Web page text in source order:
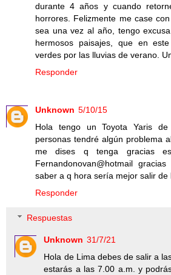
durante 4 años y cuando
horrores. Felizmente me case
sea una vez al año, tengo
hermosos paisajes, que en
verdes por las lluvias de verano.
Responder
Unknown 5/10/15
Hola tengo un Toyota Yaris
personas tendré algún problema
me dises q tenga gracias
Fernandonovan@hotmail
saber a q hora sería mejor salir de
Responder
Respuestas
Unknown 31/7/21
Hola de Lima debes de salir a
estarás a las 7.00 a.m. y